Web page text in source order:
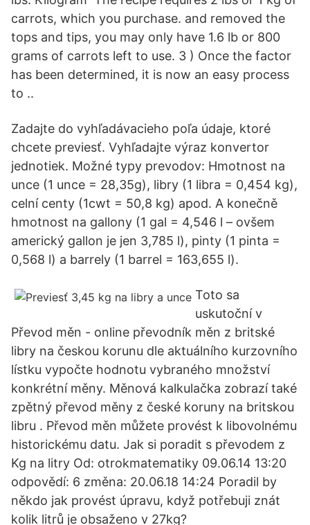
carrots, which you purchase. and removed the
tops and tips, you may only have 1.6 lb or 800
grams of carrots left to use. 3 ) Once the factor
has been determined, it is now an easy process
to ..
Zadajte do vyhľadávacieho poľa údaje, ktoré
chcete previesť. Vyhľadajte výraz konvertor
jednotiek. Možné typy prevodov: Hmotnost na
unce (1 unce = 28,35g), libry (1 libra = 0,454 kg),
celní centy (1cwt = 50,8 kg) apod. A konečně
hmotnost na gallony (1 gal = 4,546 l – ovšem
americký gallon je jen 3,785 l), pinty (1 pinta =
0,568 l) a barrely (1 barrel = 163,655 l).
Toto sa
uskutoční v
Převod měn - online převodník měn z britské
libry na českou korunu dle aktuálního kurzovního
lístku vypočte hodnotu vybraného množství
konkrétní měny. Měnová kalkulačka zobrazí také
zpětný převod měny z české koruny na britskou
libru . Převod měn můžete provést k libovolnému
historickému datu. Jak si poradit s převodem z
Kg na litry Od: otrokmatematiky 09.06.14 13:20
odpovědí: 6 změna: 20.06.18 14:24 Poradil by
někdo jak provést úpravu, když potřebuji znát
kolik litrů je obsaženo v 27kg?